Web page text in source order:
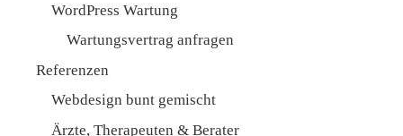
WordPress Wartung
Wartungsvertrag anfragen
Referenzen
Webdesign bunt gemischt
Ärzte, Therapeuten & Berater